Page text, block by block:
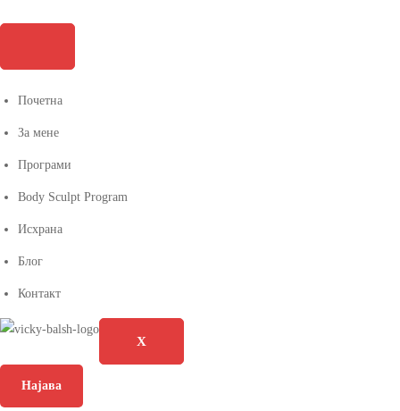
Почетна
За мене
Програми
Body Sculpt Program
Исхрана
Блог
Контакт
X
Најава